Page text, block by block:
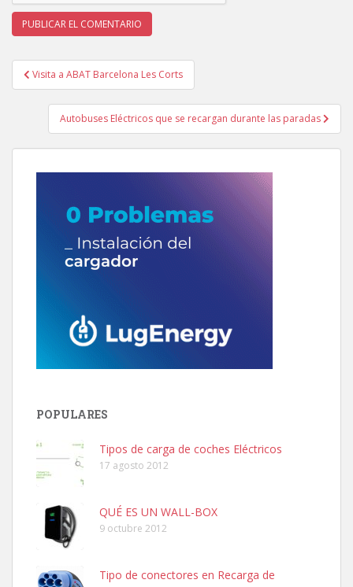
Navegación
de
entradas
Visita a ABAT Barcelona Les Corts
Autobuses Eléctricos que se recargan durante las paradas
POPULARES
Tipos de carga de coches Eléctricos
17 agosto 2012
QUÉ ES UN WALL-BOX
9 octubre 2012
Tipo de conectores en Recarga de